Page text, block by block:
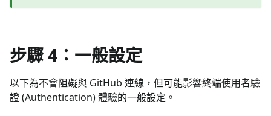
步驟 4：一般設定
以下為不會阻礙與 GitHub 連線，但可能影響終端使用者驗
證 (Authentication) 體驗的一般設定。